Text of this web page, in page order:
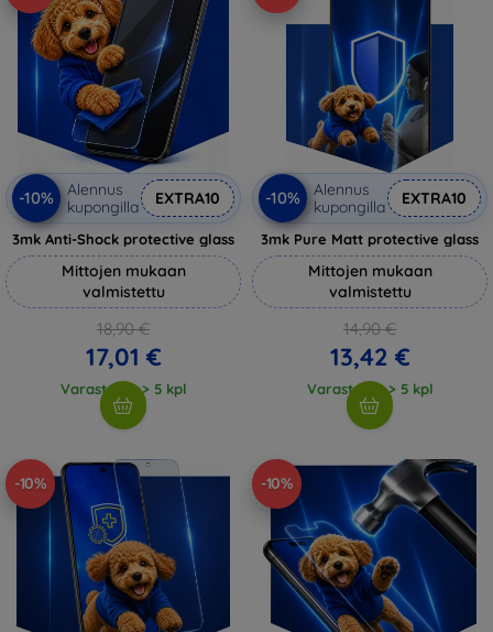
-10%
Alennus
kupongilla
EXTRA10
3mk Anti-Shock protective glass
Mittojen mukaan
valmistettu
18,90 €
17,01 €
Varastossa > 5 kpl
-10%
Alennus
kupongilla
EXTRA10
3mk Pure Matt protective glass
Mittojen mukaan
valmistettu
14,90 €
13,42 €
Varastossa > 5 kpl
-10% -10%